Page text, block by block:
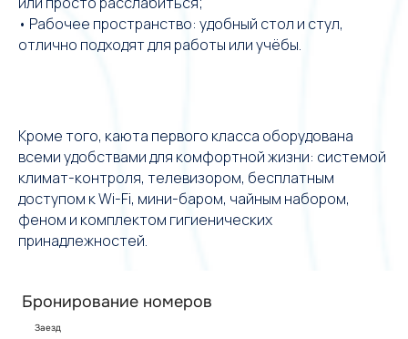
• Рабочее пространство: удобный стол и стул,
отлично подходят для работы или учёбы.
Кроме того, каюта первого класса оборудована
всеми удобствами для комфортной жизни: системой
климат-контроля, телевизором, бесплатным
доступом к Wi-Fi, мини-баром, чайным набором,
феном и комплектом гигиенических
принадлежностей.